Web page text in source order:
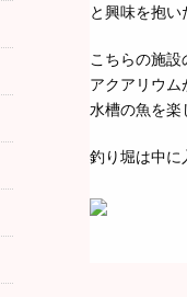
と興味を抱
こちらの施
アクアリウ
水槽の魚を
釣り堀は中に